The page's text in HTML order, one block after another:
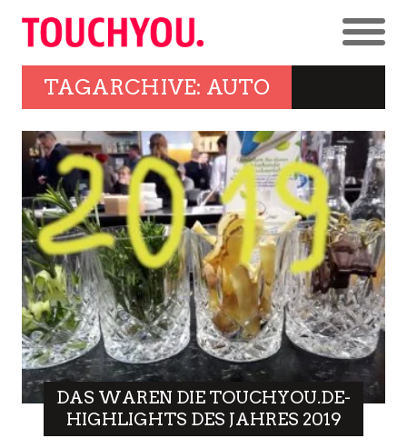
TAGARCHIVE: AUTO
DAS WAREN DIE TOUCHYOU.DE-
HIGHLIGHTS DES JAHRES 2019